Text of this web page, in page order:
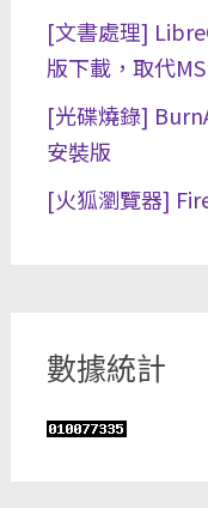
[文書處理]
版下載，取代
[光碟燒錄]
安裝版
[火狐瀏覽器]
數據統計